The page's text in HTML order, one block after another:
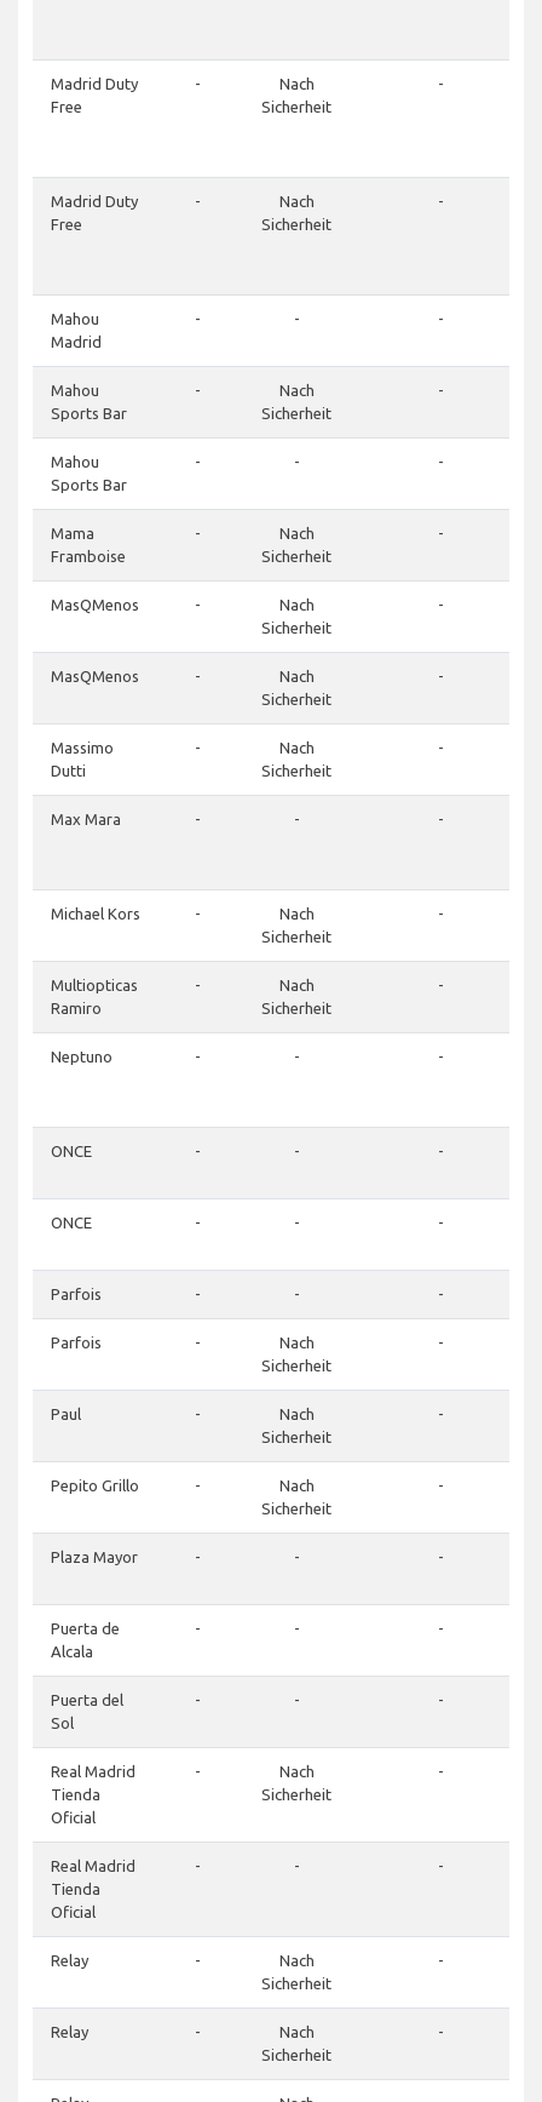
Madrid Duty
Free
-
Nach
Sicherheit
-
Madrid Duty
Free
-
Nach
Sicherheit
-
Mahou
Madrid
- - -
Mahou
Sports Bar
-
Nach
Sicherheit
-
Mahou
Sports Bar
- - -
Mama
Framboise
-
Nach
Sicherheit
-
MasQMenos -
Nach
Sicherheit
-
MasQMenos -
Nach
Sicherheit
-
Massimo
Dutti
-
Nach
Sicherheit
-
Max Mara - - -
Michael Kors -
Nach
Sicherheit
-
Multiopticas
Ramiro
-
Nach
Sicherheit
-
Neptuno - - -
ONCE - - -
ONCE - - -
Parfois - - -
Parfois -
Nach
Sicherheit
-
Paul -
Nach
Sicherheit
-
Pepito Grillo -
Nach
Sicherheit
-
Plaza Mayor - - -
Puerta de
Alcala
- - -
Puerta del
Sol
- - -
Real Madrid
Tienda
Oficial
-
Nach
Sicherheit
-
Real Madrid
Tienda
Oficial
- - -
Relay -
Nach
Sicherheit
-
Relay -
Nach
Sicherheit
-